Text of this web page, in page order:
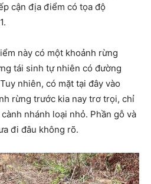
cận địa điểm có tọa độ
này có một khoảnh rừng
tái sinh tự nhiên có đường
nhiên, có mặt tại đây vào
rừng trước kia nay trơ trọi, chỉ
nhánh loại nhỏ. Phần gỗ và
đi đâu không rõ.